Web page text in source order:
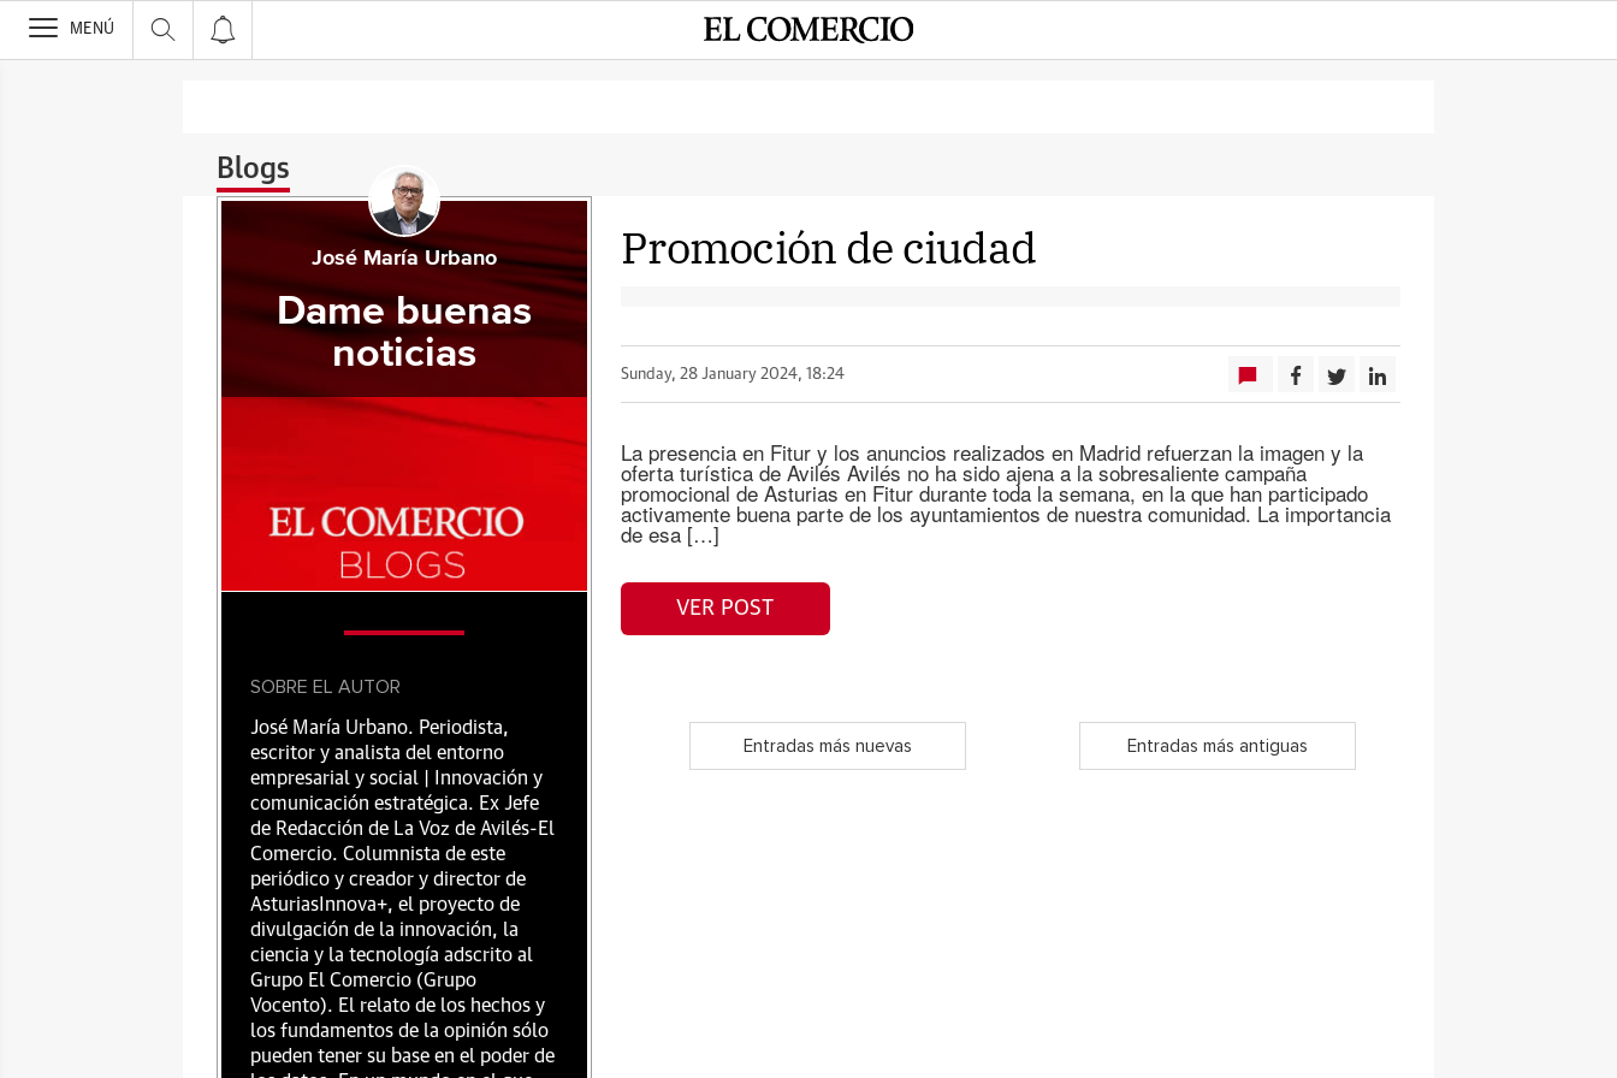
>
MENÚ
Blogs
Promoción de ciudad
Sunday, 28 January 2024, 18:24
La presencia en Fitur y los anuncios realizados en Madrid refuerzan la imagen y la
oferta turística de Avilés Avilés no ha sido ajena a la sobresaliente campaña
promocional de Asturias en Fitur durante toda la semana, en la que han participado
activamente buena parte de los ayuntamientos de nuestra comunidad. La importancia
de esa […]
VER POST
Entradas más nuevas Entradas más antiguas
José María Urbano
Dame buenas
noticias
SOBRE EL AUTOR
José María Urbano. Periodista,
escritor y analista del entorno
empresarial y social | Innovación y
comunicación estratégica. Ex Jefe
de Redacción de La Voz de Avilés-El
Comercio. Columnista de este
periódico y creador y director de
AsturiasInnova+, el proyecto de
divulgación de la innovación, la
ciencia y la tecnología adscrito al
Grupo El Comercio (Grupo
Vocento). El relato de los hechos y
los fundamentos de la opinión sólo
pueden tener su base en el poder de